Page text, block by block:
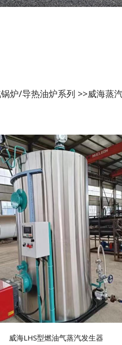
炉/导热油炉系列 >>威海蒸
威海LHS型燃油气蒸汽发生器